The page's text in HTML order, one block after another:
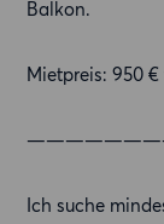
Balkon.
Mietpreis: 950
Ich suche